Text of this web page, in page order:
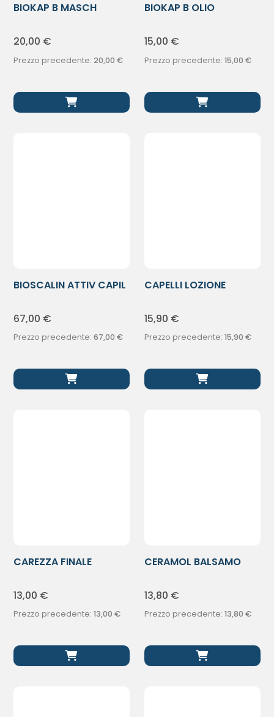
BIOKAP B MASCH
20,00 €
Prezzo precedente:20,00 €
BIOKAP B OLIO
15,00 €
Prezzo precedente: 15,00 €
BIOSCALIN ATTIV CAPIL
67,00 €
Prezzo precedente:67,00 €
CAPELLI LOZIONE
15,90 €
Prezzo precedente: 15,90 €
CAREZZA FINALE
13,00 €
Prezzo precedente:13,00 €
CERAMOL BALSAMO
13,80 €
Prezzo precedente: 13,80 €